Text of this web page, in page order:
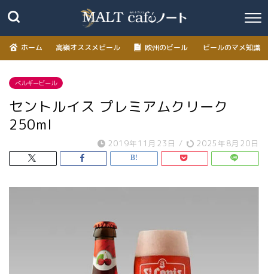
ホーム 高嶺オススメビール 欧州のビール ビールのマメ知識
ベルギービール
セントルイス プレミアムクリーク
250ml
2019年11月23日 / 2025年8月20日